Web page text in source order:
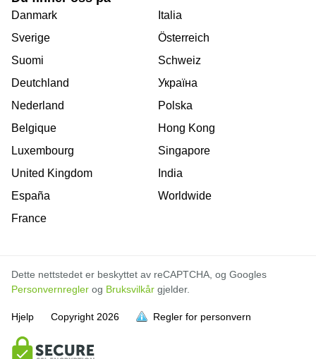
er full
er full
er full
er full
er full
er full
er full
er full
er full
er full
Danmark
Sverige
Suomi
Deutchland
Nederland
Belgique
Luxembourg
United Kingdom
España
France
Italia
Österreich
Schweiz
Україна
Polska
Hong Kong
Singapore
India
Worldwide
Dette nettstedet er beskyttet av reCAPTCHA, og Googles
Personvernregler og Bruksvilkår gjelder.
Hjelp Copyright 2026 Regler for personvern